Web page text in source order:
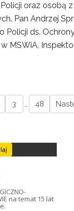
oraz osobą
Pan Andrzej
Policji ds.
MSWiA,
3 … 48
na temat 15 lat